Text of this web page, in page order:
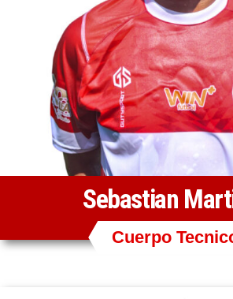
Cuerpo
Sebastian